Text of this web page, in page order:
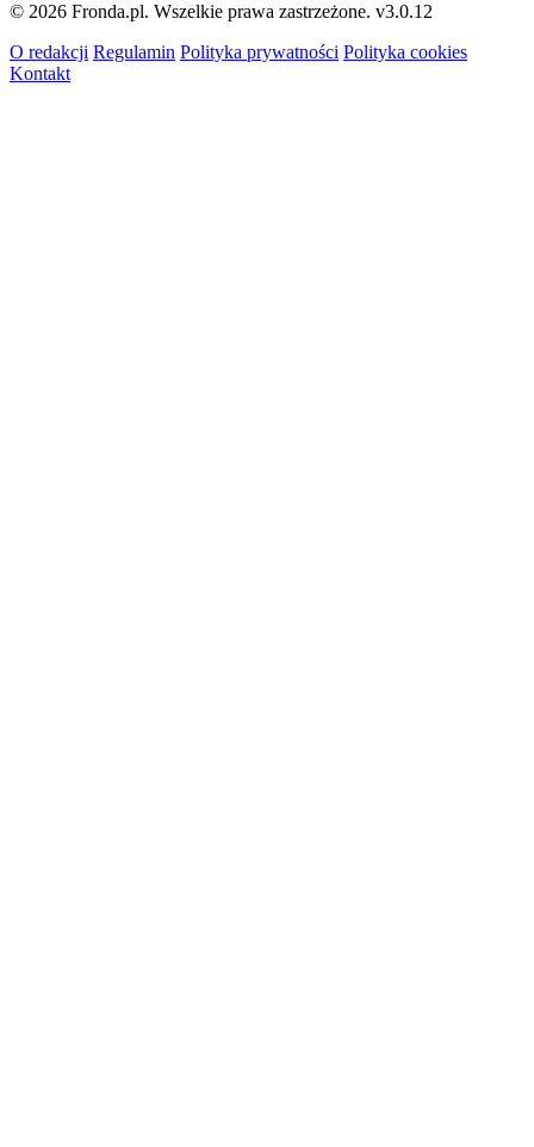
© 2026 Fronda.pl. Wszelkie prawa zastrzeżone. v3.0.12
O redakcji Regulamin Polityka prywatności Polityka cookies
Kontakt